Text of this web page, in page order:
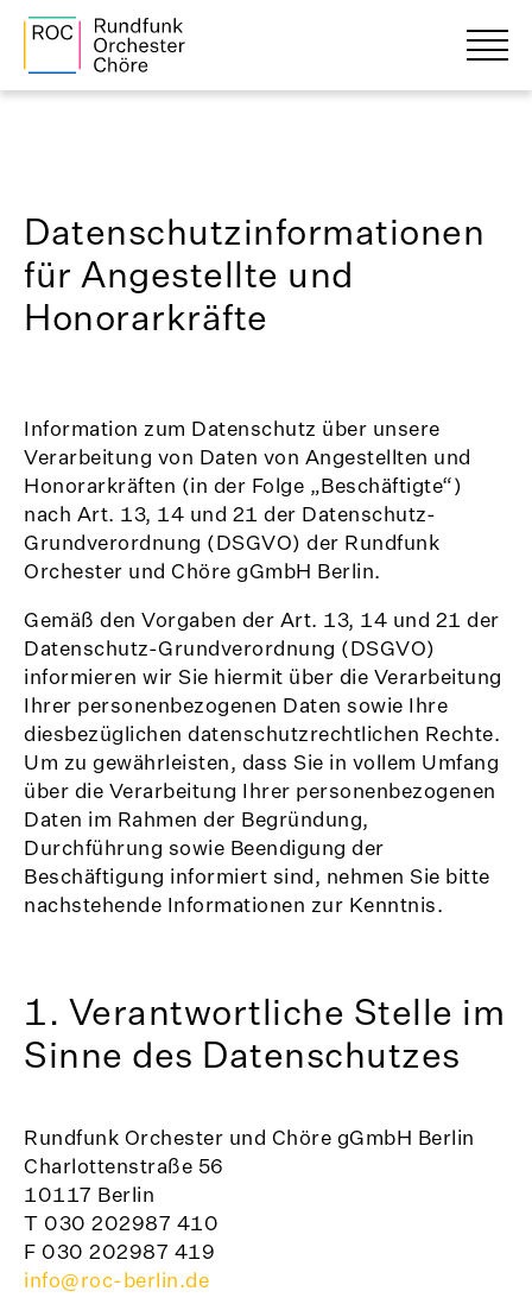
Datenschutzinformationen
für Angestellte und
Honorarkräfte
Information zum Datenschutz über unsere
Verarbeitung von Daten von Angestellten und
Honorarkräften (in der Folge „Beschäftigte“)
nach Art. 13, 14 und 21 der Datenschutz-
Grundverordnung (DSGVO) der Rundfunk
Orchester und Chöre gGmbH Berlin.
Gemäß den Vorgaben der Art. 13, 14 und 21 der
Datenschutz-Grundverordnung (DSGVO)
informieren wir Sie hiermit über die Verarbeitung
Ihrer personenbezogenen Daten sowie Ihre
diesbezüglichen datenschutzrechtlichen Rechte.
Um zu gewährleisten, dass Sie in vollem Umfang
über die Verarbeitung Ihrer personenbezogenen
Daten im Rahmen der Begründung,
Durchführung sowie Beendigung der
Beschäftigung informiert sind, nehmen Sie bitte
nachstehende Informationen zur Kenntnis.
1. Verantwortliche Stelle im
Sinne des Datenschutzes
Rundfunk Orchester und Chöre gGmbH Berlin
Charlottenstraße 56
10117 Berlin
T 030 202987 410
F 030 202987 419
info@roc-berlin.de